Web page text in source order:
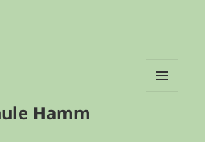
Hamm